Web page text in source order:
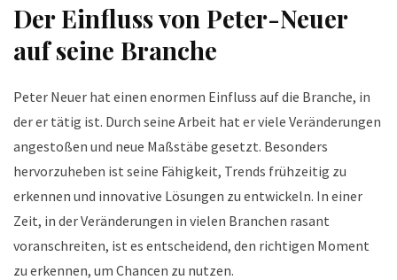
Der Einfluss von Peter-Neuer
auf seine Branche
Peter Neuer hat einen enormen Einfluss auf die Branche, in
der er tätig ist. Durch seine Arbeit hat er viele Veränderungen
angestoßen und neue Maßstäbe gesetzt. Besonders
hervorzuheben ist seine Fähigkeit, Trends frühzeitig zu
erkennen und innovative Lösungen zu entwickeln. In einer
Zeit, in der Veränderungen in vielen Branchen rasant
voranschreiten, ist es entscheidend, den richtigen Moment
zu erkennen, um Chancen zu nutzen.